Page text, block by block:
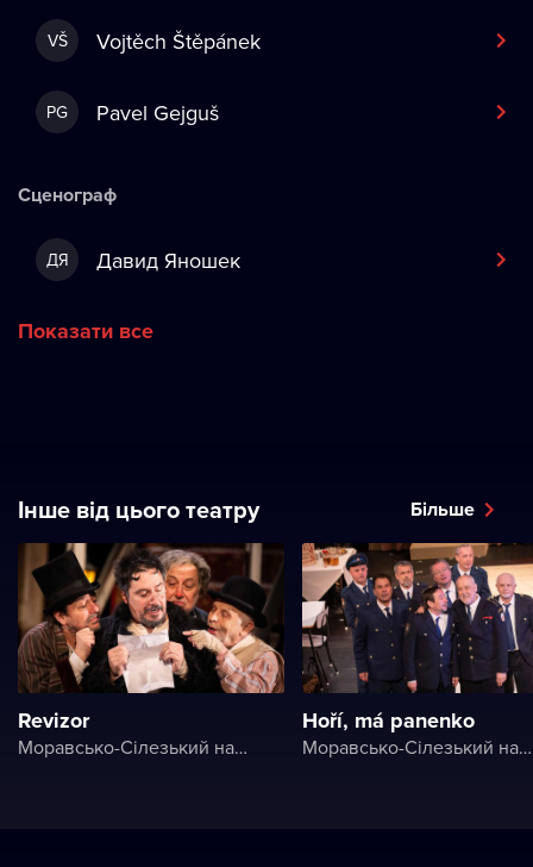
VŠ Vojtěch Štěpánek
PG Pavel Gejguš
Сценограф
ДЯ Давид Яношек
Показати все
Інше від цього театру Більше
Revizor
Моравсько-Сілезький національний театр
Hoří, má panenko
Моравсько-Сілезький національний театр